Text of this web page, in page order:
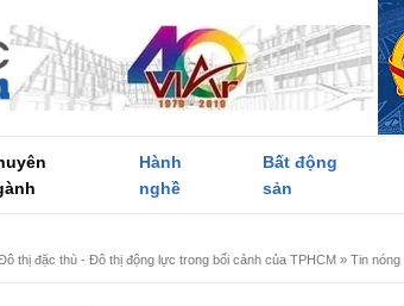
Hành
nghề
Bất động
sản
thị đặc thù - Đô thị động lực trong bối cảnh của TPHCM » Tin nóng